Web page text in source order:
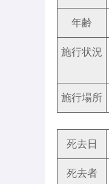
年齢
施行状況
施行場所
死去日
死去者